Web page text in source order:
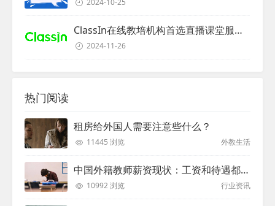
2024-10-25
ClassIn在线教培机构首选直播课堂服务商
2024-11-26
热门阅读
租房给外国人需要注意些什么？
11445 浏览 外教生活
中国外籍教师薪资现状：工资和待遇都非常高
10992 浏览 行业资讯